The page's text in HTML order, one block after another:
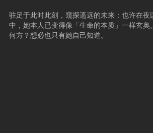
驻足于此时此刻，窥探遥远的未来：也许在夜
中，她本人已变得像「生命的本质」一样玄奥
何方？想必也只有她自己知道。